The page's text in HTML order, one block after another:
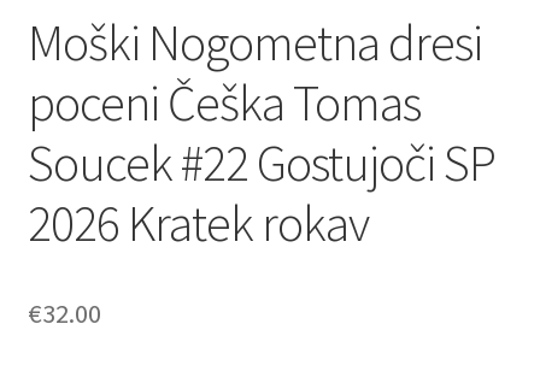
Moški Nogometna dresi
poceni Češka Tomas
Soucek #22 Gostujoči SP
2026 Kratek rokav
€32.00